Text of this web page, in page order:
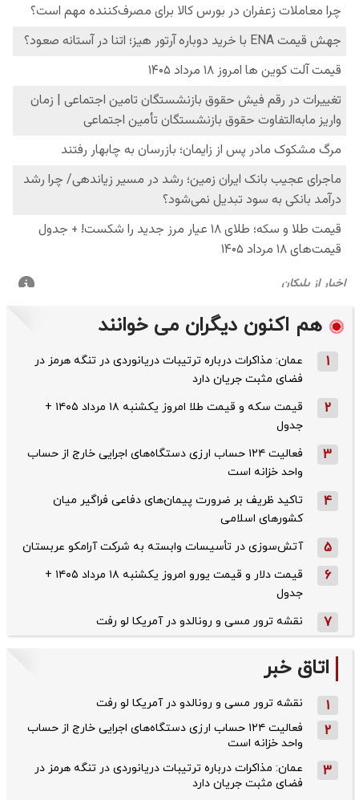
هم اکنون دیگران می خوانند
1
عمان: مذاکرات درباره ترتیبات دریانوردی در تنگه هرمز در
فضای مثبت جریان دارد
2
قیمت سکه و قیمت طلا امروز یکشنبه ۱۸ مرداد ۱۴۰۵ +
جدول
3
فعالیت ۱۲۴ حساب ارزی دستگاه‌های اجرایی خارج از حساب
واحد خزانه است
4
تاکید ظریف بر ضرورت پیمان‌های دفاعی فراگیر میان
کشورهای اسلامی
5 آتش‌سوزی در تأسیسات وابسته به شرکت آرامکو عربستان
6
قیمت دلار و قیمت یورو امروز یکشنبه ۱۸ مرداد ۱۴۰۵ +
جدول
7 نقشه ترور مسی و رونالدو در آمریکا لو رفت
اتاق خبر
1 نقشه ترور مسی و رونالدو در آمریکا لو رفت
2
فعالیت ۱۲۴ حساب ارزی دستگاه‌های اجرایی خارج از حساب
واحد خزانه است
3
عمان: مذاکرات درباره ترتیبات دریانوردی در تنگه هرمز در
فضای مثبت جریان دارد